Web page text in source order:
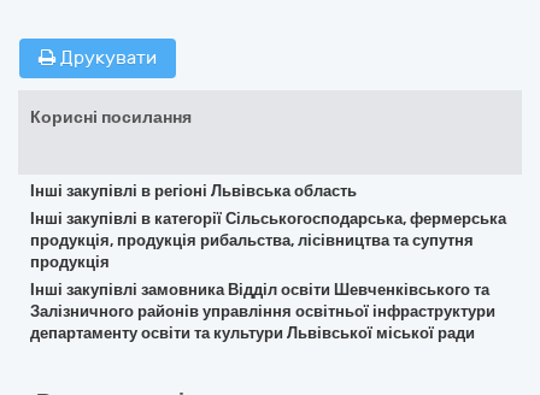
Друкувати
Корисні посилання
Інші закупівлі в регіоні Львівська область
Інші закупівлі в категорії Сільськогосподарська, фермерська
продукція, продукція рибальства, лісівництва та супутня
продукція
Інші закупівлі замовника Відділ освіти Шевченківського та
Залізничного районів управління освітньої інфраструктури
департаменту освіти та культури Львівської міської ради